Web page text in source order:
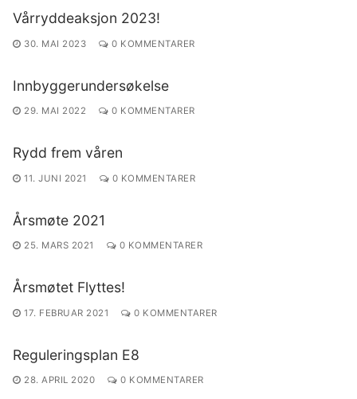
Vårryddeaksjon 2023!
30. MAI 2023 0 KOMMENTARER
Innbyggerundersøkelse
29. MAI 2022 0 KOMMENTARER
Rydd frem våren
11. JUNI 2021 0 KOMMENTARER
Årsmøte 2021
25. MARS 2021 0 KOMMENTARER
Årsmøtet Flyttes!
17. FEBRUAR 2021 0 KOMMENTARER
Reguleringsplan E8
28. APRIL 2020 0 KOMMENTARER